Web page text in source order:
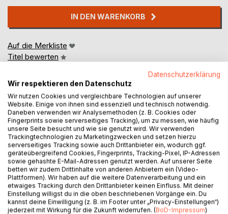
IN DEN WARENKORB
Auf die Merkliste
Titel bewerten
BESCHREIBUNG
Erlebnisse in der Weihnachtszeit
AUTOR/IN
Datenschutzerklärung
Wir respektieren den Datenschutz
Wir nutzen Cookies und vergleichbare Technologien auf unserer
Website. Einige von ihnen sind essenziell und technisch notwendig.
Daneben verwenden wir Analysemethoden (z. B. Cookies oder
Fingerprints sowie serverseitiges Tracking), um zu messen, wie häufig
unsere Seite besucht und wie sie genutzt wird. Wir verwenden
Trackingtechnologien zu Marketingzwecken und setzen hierzu
serverseitiges Tracking sowie auch Drittanbieter ein, wodurch ggf.
geräteübergreifend Cookies, Fingerprints, Tracking-Pixel, IP-Adressen
sowie gehashte E-Mail-Adressen genutzt werden. Auf unserer Seite
betten wir zudem Drittinhalte von anderen Anbietern ein (Video-
Plattformen). Wir haben auf die weitere Datenverarbeitung und ein
etwaiges Tracking durch den Drittanbieter keinen Einfluss. Mit deiner
Einstellung willigst du in die oben beschriebenen Vorgänge ein. Du
kannst deine Einwilligung (z. B. im Footer unter „Privacy-Einstellungen“)
jederzeit mit Wirkung für die Zukunft widerrufen. (BoD-Impressum)